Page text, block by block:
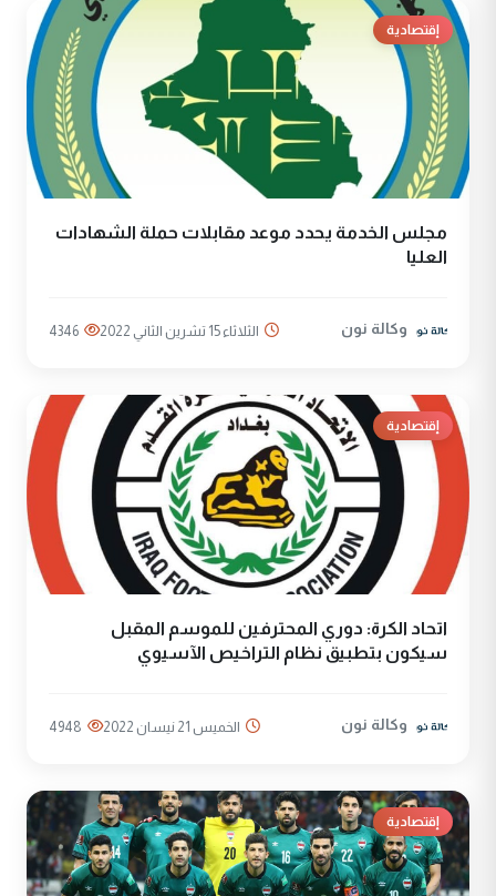
إقتصادية
مجلس الخدمة يحدد موعد مقابلات حملة الشهادات
العليا
وكالة نون الثلاثاء 15 تشرين الثاني 2022 4346
إقتصادية
اتحاد الكرة: دوري المحترفين للموسم المقبل
سيكون بتطبيق نظام التراخيص الآسيوي
وكالة نون الخميس 21 نيسان 2022 4948
إقتصادية